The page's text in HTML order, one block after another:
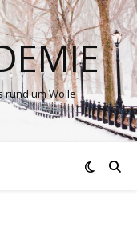
rund um Wolle